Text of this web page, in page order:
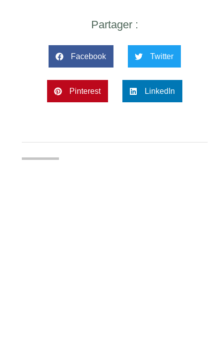
Partager :
Facebook Twitter
Pinterest LinkedIn